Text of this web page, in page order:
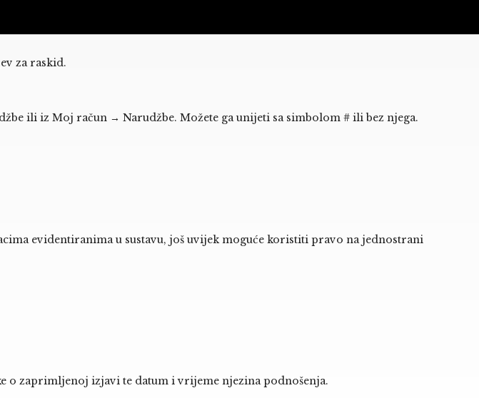
za raskid.
ili iz Moj račun → Narudžbe. Možete ga unijeti sa simbolom # ili bez njega.
evidentiranima u sustavu, još uvijek moguće koristiti pravo na jednostrani
o zaprimljenoj izjavi te datum i vrijeme njezina podnošenja.